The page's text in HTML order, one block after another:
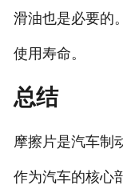
滑油也是必要的
使用寿命。
总结
摩擦片是汽车制
作为汽车的核心